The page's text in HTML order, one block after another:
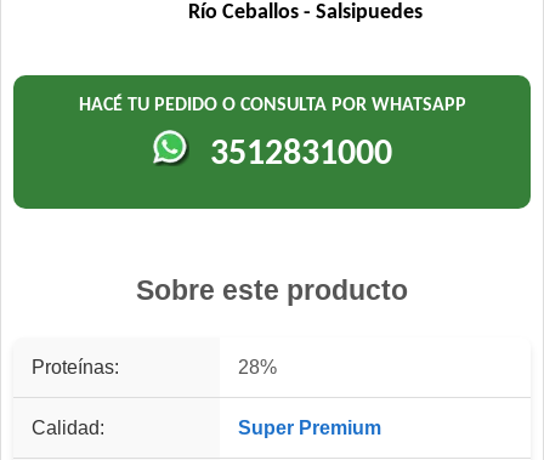
Río Ceballos - Salsipuedes
HACÉ TU PEDIDO O CONSULTA POR WHATSAPP
3512831000
Sobre este producto
Proteínas: 28%
Calidad: Super Premium